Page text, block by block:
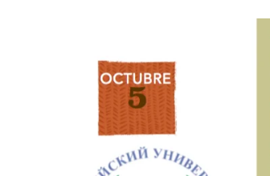
Canto y guitarra
Curso: CULTURA RUSA
IX-XVII
Lectura de literatura rusa
en VO
ПОГОВОРИМ ПО-
РУССКИ?